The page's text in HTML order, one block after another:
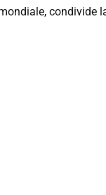
condivide